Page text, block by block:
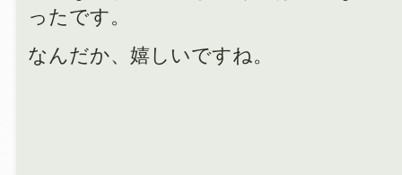
ったです。
なんだか、嬉しいですね。